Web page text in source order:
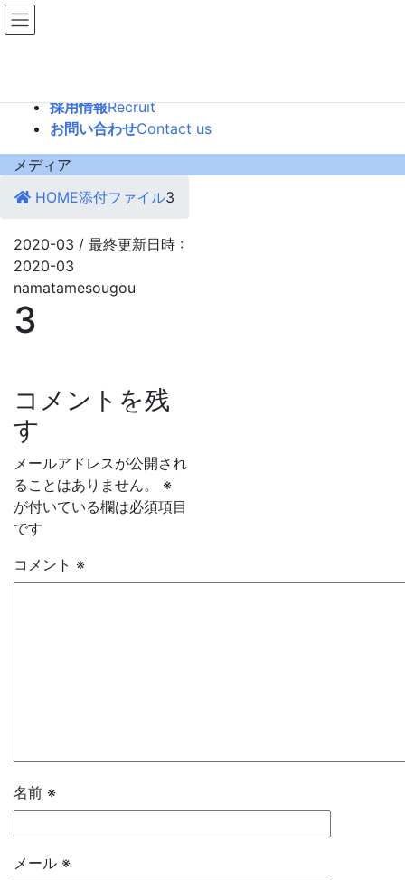
コ
ン
ナ
ビ
採用情報Recruit
お問い合わせContact us
メディア
HOME添付ファイル3
2020-03 / 最終更新日時 :
2020-03
namatamesougou
3
コメントを残
す
メールアドレスが公開され
ることはありません。
※
が付いている欄は必須項目
です
コメント ※
名前 ※
メール ※